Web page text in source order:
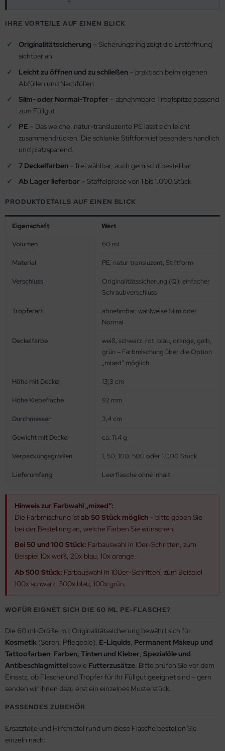
IHRE VORTEILE AUF EINEN BLICK
Originalitätssicherung – Sicherungsring zeigt die Erstöffnung
sichtbar an
Leicht zu öffnen und zu schließen– praktisch beim eigenen
Abfüllen und Nachfüllen
Slim- oder Normal-Tropfer– abnehmbare Tropfspitze passend
zum Füllgut
PE– Das weiche, natur-transluzente PE lässt sich leicht
zusammendrücken. Die schlanke Stiftform ist besonders handlich
und platzsparend.
7 Deckelfarben– frei wählbar, auch gemischt bestellbar
Ab Lager lieferbar– Staffelpreise von 1 bis 1.000 Stück
PRODUKTDETAILS AUF EINEN BLICK
Eigenschaft
Wert
Volumen
60 ml
Material PE, natur transluzent, Stiftform
Verschluss
Originalitätssicherung (Q), einfacher
Schraubverschluss
Tropferart
abnehmbar, wahlweise Slim oder
Normal
Deckelfarbe
weiß, schwarz, rot, blau, orange, gelb,
grün – Farbmischung über die Option
„mixed“ möglich
Höhe mit Deckel 13,3 cm
Höhe Klebefläche 92 mm
Durchmesser 3,4 cm
Gewicht mit Deckel ca. 11,4 g
Verpackungsgrößen 1, 50, 100, 500 oder 1.000 Stück
Lieferumfang Leerflasche ohne Inhalt
Hinweis zur Farbwahl „mixed“:
Die Farbmischung istab 50 Stück möglich – bitte geben Sie
bei der Bestellung an, welche Farben Sie wünschen.
Bei 50 und 100 Stück: Farbauswahl in 10er-Schritten, zum
Beispiel 10x weiß, 20x blau, 10x orange.
Ab 500 Stück: Farbauswahl in 100er-Schritten, zum Beispiel
100x schwarz, 300x blau, 100x grün.
WOFÜR EIGNET SICH DIE 60 ML PE-FLASCHE?
Die 60 ml-Größe mit Originalitätssicherung bewährt sich für
Kosmetik (Seren, Pflegeöle), E-Liquids, Permanent Makeup und
Tattoofarben, Farben, Tinten und Kleber, Spezialöle und
Antibeschlagmittelsowie Futterzusätze. Bitte prüfen Sie vor dem
Einsatz, ob Flasche und Tropfer für Ihr Füllgut geeignet sind – gern
senden wir Ihnen dazu erst ein einzelnes Musterstück.
PASSENDES ZUBEHÖR
Ersatzteile und Hilfsmittel rund um diese Flasche bestellen Sie
einzeln nach: